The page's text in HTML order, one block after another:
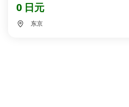
0 日元
东京